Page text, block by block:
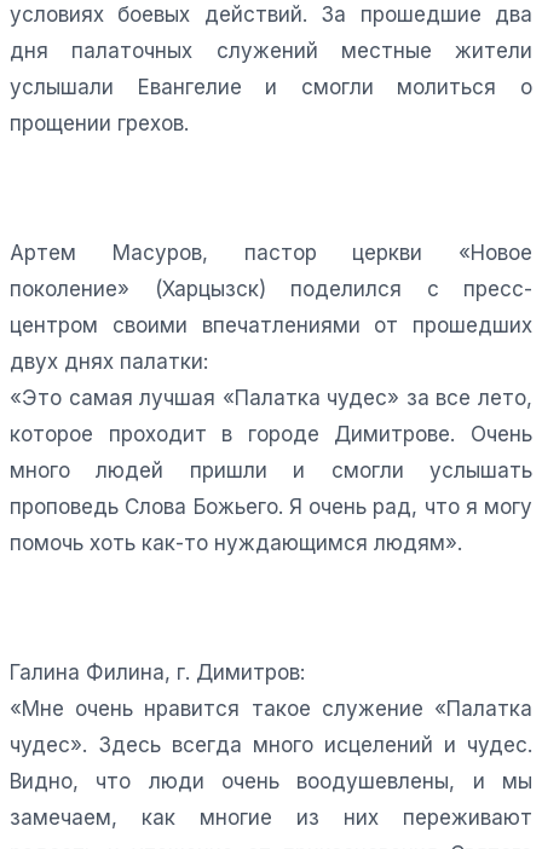
условиях боевых действий. За прошедшие два
дня палаточных служений местные жители
услышали Евангелие и смогли молиться о
прощении грехов.
Артем Масуров, пастор церкви «Новое
поколение» (Харцызск) поделился с пресс-
центром своими впечатлениями от прошедших
двух днях палатки:
«Это самая лучшая «Палатка чудес» за все лето,
которое проходит в городе Димитрове. Очень
много людей пришли и смогли услышать
проповедь Слова Божьего. Я очень рад, что я могу
помочь хоть как-то нуждающимся людям».
Галина Филина, г. Димитров:
«Мне очень нравится такое служение «Палатка
чудес». Здесь всегда много исцелений и чудес.
Видно, что люди очень воодушевлены, и мы
замечаем, как многие из них переживают